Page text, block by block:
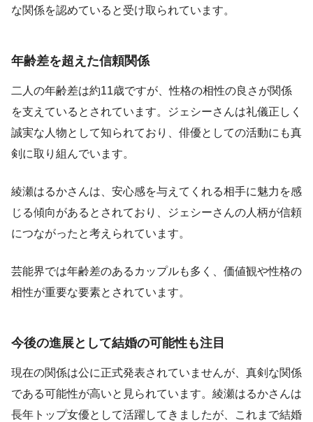
な関係を認めていると受け取られています。
年齢差を超えた信頼関係
二人の年齢差は約11歳ですが、性格の相性の良さが関係
を支えているとされています。ジェシーさんは礼儀正しく
誠実な人物として知られており、俳優としての活動にも真
剣に取り組んでいます。
綾瀬はるかさんは、安心感を与えてくれる相手に魅力を感
じる傾向があるとされており、ジェシーさんの人柄が信頼
につながったと考えられています。
芸能界では年齢差のあるカップルも多く、価値観や性格の
相性が重要な要素とされています。
今後の進展として結婚の可能性も注目
現在の関係は公に正式発表されていませんが、真剣な関係
である可能性が高いと見られています。綾瀬はるかさんは
長年トップ女優として活躍してきましたが、これまで結婚